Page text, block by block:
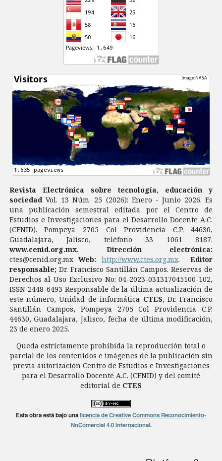
Revista Electrónica sobre tecnología, educación y
sociedad Vol. 13 Núm. 25 (2026): Enero - Junio 2026. Es
una publicación semestral editada por el Centro de
Estudios e Investigaciones para el Desarrollo Docente A.C.
(CENID). Pompeya 2705 Col Providencia C.P. 44630,
Guadalajara, Jalisco, teléfono 33 1061 8187.
www.cenid.org.mx. Dirección electrónica:
ctes@cenid.org.mxWeb: http://www.ctes.org.mx. Editor
responsable; Dr. Francisco Santillán Campos. Reservas de
Derechos al Uso Exclusivo No: 04-2023-031317045100-102,
ISSN 2448-6493 Responsable de la última actualización de
este número, Unidad de informática CTES, Dr. Francisco
Santillán Campos, Pompeya 2705 Col Providencia C.P.
44630, Guadalajara, Jalisco, fecha de última modificación,
23 de enero 2025.
Queda estrictamente prohibida la reproducción total o
parcial de los contenidos e imágenes de la publicación sin
previa autorización Centro de Estudios e Investigaciones
para el Desarrollo Docente A.C. (CENID) y del comité
editorial de CTES
Esta obra está bajo unalicencia de Creative Commons Reconocimiento-
NoComercial 4.0 Internacional.